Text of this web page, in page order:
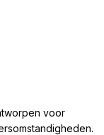
voor